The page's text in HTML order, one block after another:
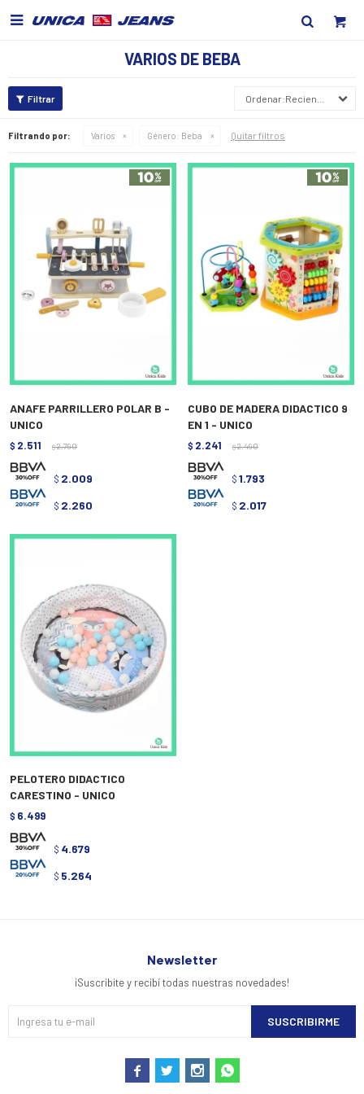

VARIOS DE BEBA
Recientes
Filtrando por: Varios Género: Beba Quitar filtros
ANAFE PARRILLERO POLAR B -
UNICO
$ 2.511 $ 2.790
$ 2.009
$ 2.260
CUBO DE MADERA DIDACTICO 9
EN 1 - UNICO
$ 2.241 $ 2.490
$ 1.793
$ 2.017
PELOTERO DIDACTICO
CARESTINO - UNICO
$ 6.499
$ 4.679
$ 5.264
Newsletter
¡Suscribite y recibí todas nuestras novedades!
SUSCRIBIRME
   